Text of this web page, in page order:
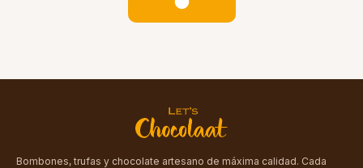
Bombones, trufas y chocolate artesano de máxima calidad. Cada